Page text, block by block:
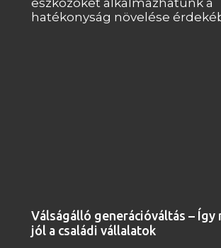
eszközöket alkalmazhatunk a
hatékonyság növelése
Válságálló generációváltás – Így
jól a családi vállalatok